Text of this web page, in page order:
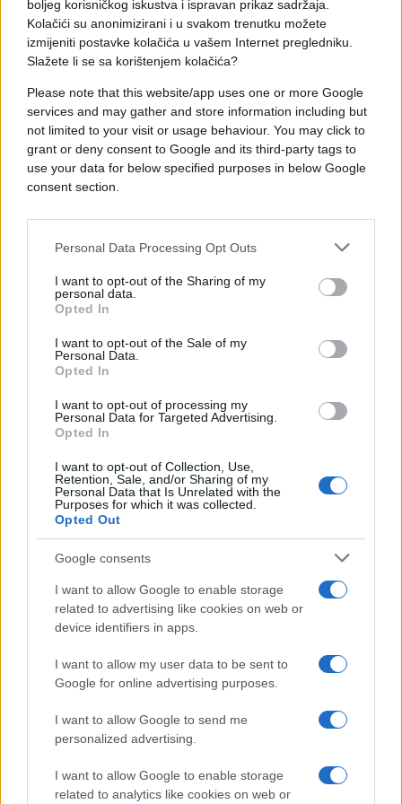
boljeg korisničkog iskustva i ispravan prikaz sadržaja.
Kolačići su anonimizirani i u svakom trenutku možete
izmijeniti postavke kolačića u vašem Internet pregledniku.
Slažete li se sa korištenjem kolačića?
Please note that this website/app uses one or more Google
services and may gather and store information including but
not limited to your visit or usage behaviour. You may click to
grant or deny consent to Google and its third-party tags to
use your data for below specified purposes in below Google
consent section.
Personal Data Processing Opt Outs
I want to opt-out of the Sharing of my
personal data.
Opted In
I want to opt-out of the Sale of my
Personal Data.
Opted In
I want to opt-out of processing my
Personal Data for Targeted Advertising.
Opted In
I want to opt-out of Collection, Use,
Retention, Sale, and/or Sharing of my
Personal Data that Is Unrelated with the
Purposes for which it was collected.
Opted Out
Google consents
I want to allow Google to enable storage
related to advertising like cookies on web or
device identifiers in apps.
I want to allow my user data to be sent to
Google for online advertising purposes.
I want to allow Google to send me
personalized advertising.
I want to allow Google to enable storage
related to analytics like cookies on web or
može kriti zaostali novac.
Lav: Ljeto počinje naplatom starih usluga
Lavovima se vraća ono što su velikodušno davali
drugima bez očekivanja da će im biti uzvraćeno.
Tokom narednih dana mogla bi se pojaviti poslovna
ponuda koju ste dugo priželjkivali, i to bez
posebnog truda s vaše strane.
Pretjerana skromnost vas je do sada mogla koštati.
ono što zaista vrijedite.
finansijama?
slučaju najviše se povezuje s naplatom starih
dugova, sklapanjem novih ugovora i rješavanjem
finansijskih pitanja koja su dugo bila odgođena.
Najizraženiji uticaj, prema astrološkim prognozama,
osjećaju Vaga, Blizanci i Lav do 10. juna.
Kako ne propustiti svoju priliku?
Najveća greška koju možete napraviti jeste da
čekate da novac sam dođe do vas. Ovaj period
nagrađuje one koji pošalju poruku, podsjete
nekoga na dug ili pokrenu razgovor koji dugo
izbjegavaju.
Problem možda nije nedostatak sreće, već
oklijevanje da zatražite ono što vam pripada.
Ako ste među ova tri znaka, možda je vrijeme da